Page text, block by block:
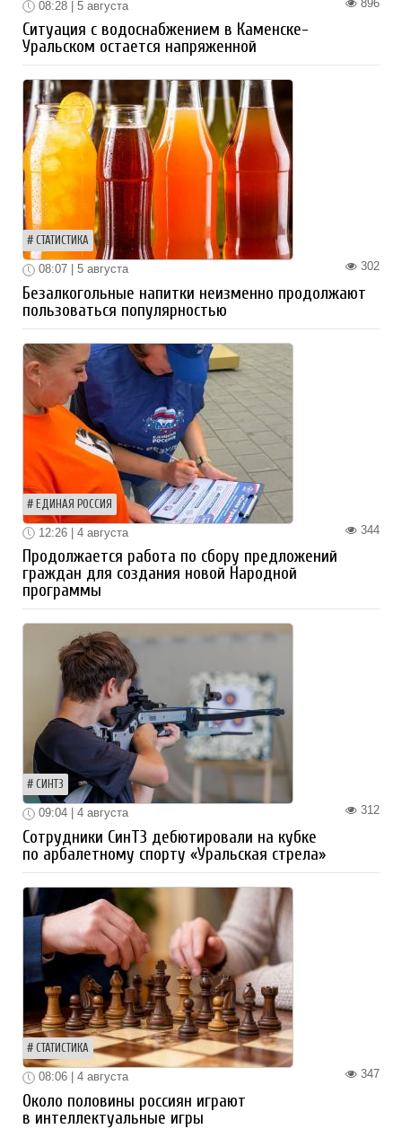
896
08:28 | 5 августа
Ситуация с водоснабжением в Каменске-
Уральском остается напряженной
СТАТИСТИКА
302
08:07 | 5 августа
Безалкогольные напитки неизменно продолжают
пользоваться популярностью
ЕДИНАЯ РОССИЯ
344
12:26 | 4 августа
Продолжается работа по сбору предложений
граждан для создания новой Народной
программы
СИНТЗ
312
09:04 | 4 августа
Сотрудники СинТЗ дебютировали на кубке
по арбалетному спорту «Уральская стрела»
СТАТИСТИКА
347
08:06 | 4 августа
Около половины россиян играют
в интеллектуальные игры